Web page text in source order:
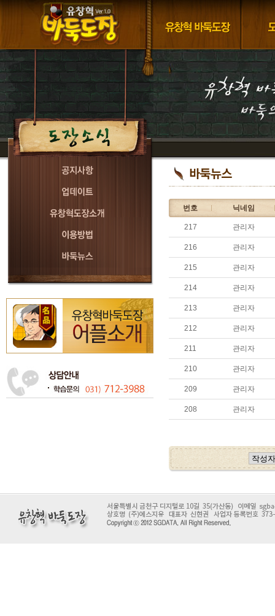
번호 닉네임
217 관리자
216 관리자
215 관리자
214 관리자
213 관리자
212 관리자
211 관리자
210 관리자
209 관리자
208 관리자